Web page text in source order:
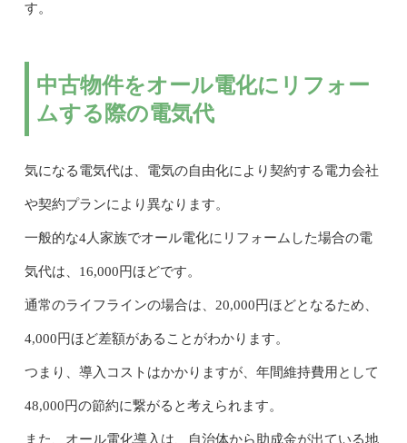
す。
中古物件をオール電化にリフォー
ムする際の電気代
気になる電気代は、電気の自由化により契約する電力会社
や契約プランにより異なります。
一般的な4人家族でオール電化にリフォームした場合の電
気代は、16,000円ほどです。
通常のライフラインの場合は、20,000円ほどとなるため、
4,000円ほど差額があることがわかります。
つまり、導入コストはかかりますが、年間維持費用として
48,000円の節約に繋がると考えられます。
また、オール電化導入は、自治体から助成金が出ている地